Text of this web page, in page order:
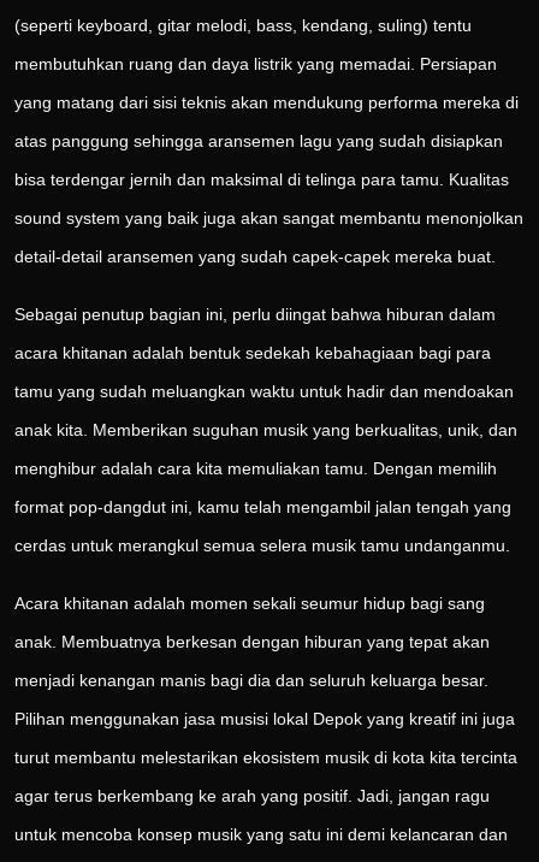
(seperti keyboard, gitar melodi, bass, kendang, suling) tentu
membutuhkan ruang dan daya listrik yang memadai. Persiapan
yang matang dari sisi teknis akan mendukung performa mereka di
atas panggung sehingga aransemen lagu yang sudah disiapkan
bisa terdengar jernih dan maksimal di telinga para tamu. Kualitas
sound system yang baik juga akan sangat membantu menonjolkan
detail-detail aransemen yang sudah capek-capek mereka buat.
Sebagai penutup bagian ini, perlu diingat bahwa hiburan dalam
acara khitanan adalah bentuk sedekah kebahagiaan bagi para
tamu yang sudah meluangkan waktu untuk hadir dan mendoakan
anak kita. Memberikan suguhan musik yang berkualitas, unik, dan
menghibur adalah cara kita memuliakan tamu. Dengan memilih
format pop-dangdut ini, kamu telah mengambil jalan tengah yang
cerdas untuk merangkul semua selera musik tamu undanganmu.
Acara khitanan adalah momen sekali seumur hidup bagi sang
anak. Membuatnya berkesan dengan hiburan yang tepat akan
menjadi kenangan manis bagi dia dan seluruh keluarga besar.
Pilihan menggunakan jasa musisi lokal Depok yang kreatif ini juga
turut membantu melestarikan ekosistem musik di kota kita tercinta
agar terus berkembang ke arah yang positif. Jadi, jangan ragu
untuk mencoba konsep musik yang satu ini demi kelancaran dan